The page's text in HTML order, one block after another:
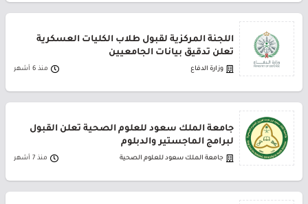
اللجنة المركزية لقبول طلاب الكليات العسكرية
تعلن تدقيق بيانات الجامعيين
وزارة الدفاع منذ 6 أشهر
جامعة الملك سعود للعلوم الصحية تعلن القبول
لبرامج الماجستير والدبلوم
جامعة الملك سعود للعلوم الصحية منذ 7 أشهر